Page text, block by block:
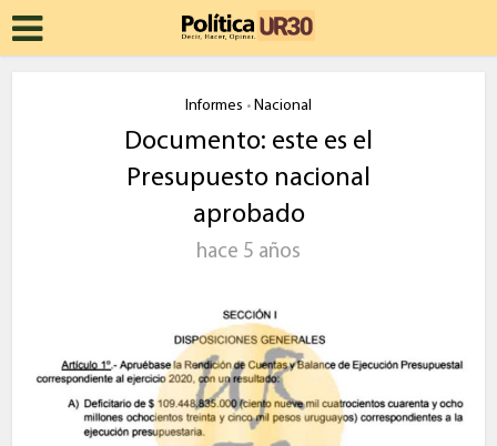
Informes • Nacional
Documento: este es el
Presupuesto nacional
aprobado
hace 5 años